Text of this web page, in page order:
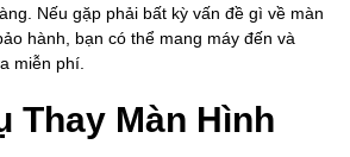
Nếu gặp phải bất kỳ vấn đề gì về màn
hành, bạn có thể mang máy đến và
miễn phí.
Thay Màn Hình